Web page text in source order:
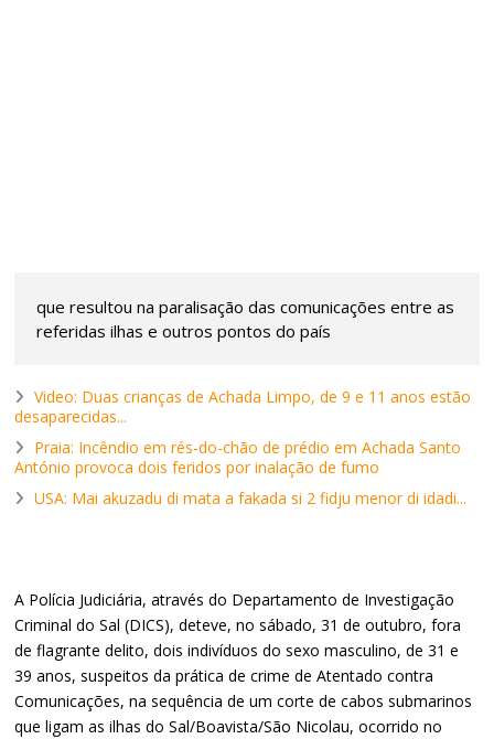
que resultou na paralisação das comunicações entre as
referidas ilhas e outros pontos do país
Video: Duas crianças de Achada Limpo, de 9 e 11 anos estão
desaparecidas...
Praia: Incêndio em rés-do-chão de prédio em Achada Santo
António provoca dois feridos por inalação de fumo
USA: Mai akuzadu di mata a fakada si 2 fidju menor di idadi...
A Polícia Judiciária, através do Departamento de Investigação
Criminal do Sal (DICS), deteve, no sábado, 31 de outubro, fora
de flagrante delito, dois indivíduos do sexo masculino, de 31 e
39 anos, suspeitos da prática de crime de Atentado contra
Comunicações, na sequência de um corte de cabos submarinos
que ligam as ilhas do Sal/Boavista/São Nicolau, ocorrido no